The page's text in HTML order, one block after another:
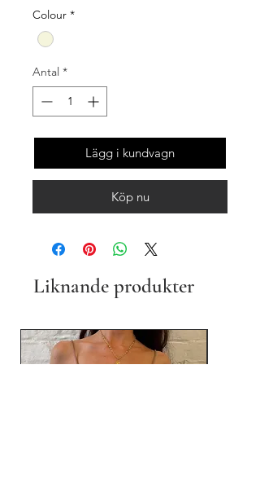
Colour *
Antal *
Lägg i kundvagn
Köp nu
Liknande produkter